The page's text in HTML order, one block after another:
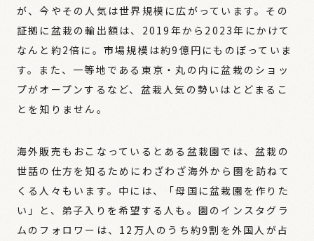
が、今やその人気は世界規模に広がっています。その
証拠に盆栽の輸出額は、2019年から2023年にかけて
なんと約2倍に。市場規模は約9億円にものぼっていま
す。また、一等地である東京・丸の内に盆栽のショッ
プがオープンするなど、盆栽人気の勢いはとどまるこ
とを知りません。
海外販売もおこなっているとある盆栽園では、盆栽の
世話の仕方を知るためにわざわざ海外から園を訪ねて
くる人々もいます。中には、「母国に盆栽園を作りた
い」と、弟子入りを希望する人も。園のインスタグラ
ムのフォロワーは、12万人のうち約9割を外国人が占